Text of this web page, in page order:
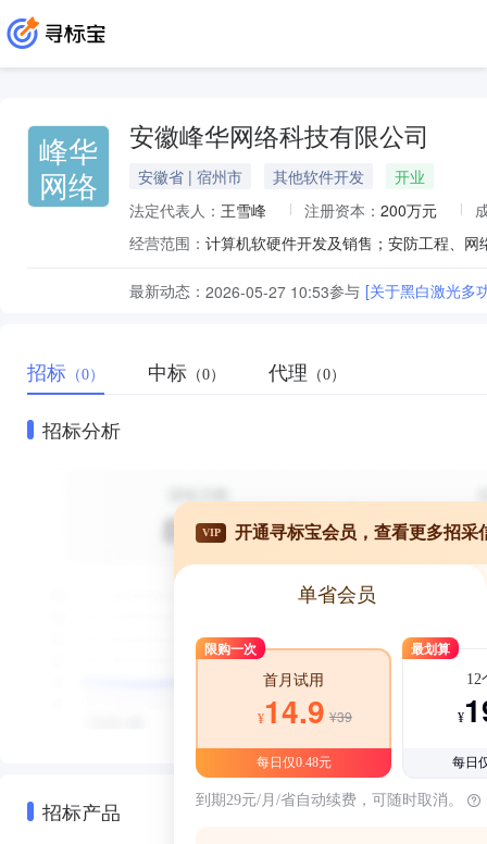
峰华
网络
安徽峰华网络科技有限公司
安徽省 | 宿州市 其他软件开发
开业
法定代表人： 王雪峰 注册资本： 200万元
经营范围：
最新动态： 2026-05-27 10:53参与 [关于黑白激光多
招标 （0） 中标 （0） 代理 （0）
招标分析
招标产品
VIP 开通寻标宝会员，查看更多招采
单省会员
限购一次
首月试用
¥14.9 ¥39
每日仅0.48元
最划算
12
¥
每日
到期29元/月/省自动续费，可随时取消。